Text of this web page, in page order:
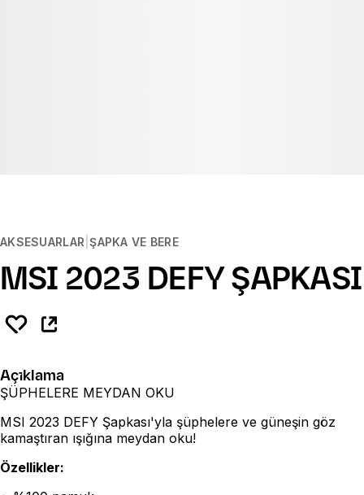
AKSESUARLAR ŞAPKA VE BERE
MSI 2023 DEFY ŞAPKASI
Açıklama
ŞÜPHELERE MEYDAN OKU
MSI 2023 DEFY Şapkası'yla şüphelere ve güneşin göz
kamaştıran ışığına meydan oku!
Özellikler: